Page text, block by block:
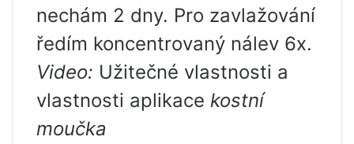
nechám 2 dny. Pro zavlažování
ředím koncentrovaný nálev 6x.
Video: Užitečné vlastnosti a
vlastnosti aplikace kostní
moučka